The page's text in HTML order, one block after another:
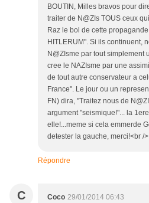
BOUTIN, Milles bravos pour
traiter de N@ZIs TOUS ceux
Raz le bol de cette
HITLERUM". Si ils continuent,
N@ZIsme par tout simplement
cree le NAZIsme par une
de tout autre conservateur a
France". Le jour ou un
FN) dira, "Traitez nous de
argument "seismique!"... la
elle!...meme si cela emmerde
detester la gauche, merci!<br />
Répondre
C Coco 29/01/2014 06:43